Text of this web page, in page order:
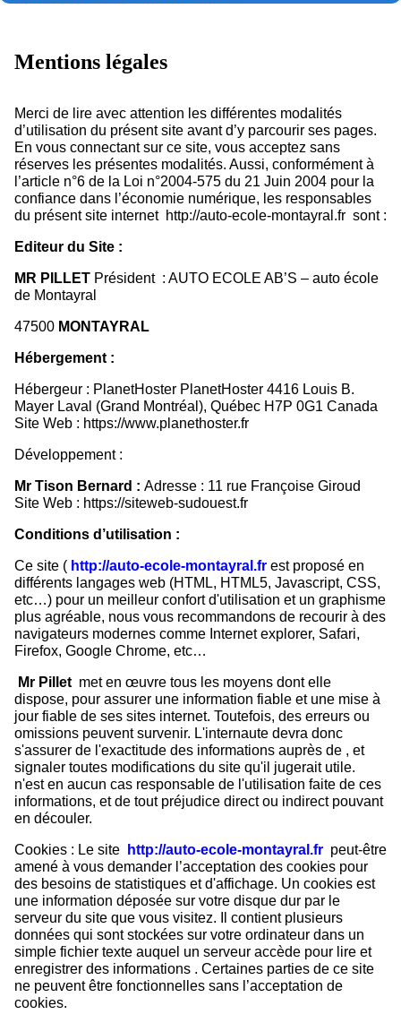
Mentions légales
Merci de lire avec attention les différentes modalités
d’utilisation du présent site avant d’y parcourir ses pages.
En vous connectant sur ce site, vous acceptez sans
réserves les présentes modalités. Aussi, conformément à
l’article n°6 de la Loi n°2004-575 du 21 Juin 2004 pour la
confiance dans l’économie numérique, les responsables
du présent site internet http://auto-ecole-montayral.fr sont :
Editeur du Site :
M R PILLET Président : AUTO ECOLE AB’S – auto école
de Montayral
47500 MONTAYRAL
Hébergement :
Hébergeur : PlanetHoster PlanetHoster 4416 Louis B.
Mayer Laval (Grand Montréal), Québec H7P 0G1 Canada
Site Web : https://www.planethoster.fr
Développement :
Mr Tison Bernard : Adresse : 11 rue Françoise Giroud
Site Web : https://siteweb-sudouest.fr
Conditions d’utilisation :
Ce site ( http://auto-ecole-montayral.fr est proposé en
différents langages web (HTML, HTML5, Javascript, CSS,
etc…) pour un meilleur confort d'utilisation et un graphisme
plus agréable, nous vous recommandons de recourir à des
navigateurs modernes comme Internet explorer, Safari,
Firefox, Google Chrome, etc…
Mr Pillet met en œuvre tous les moyens dont elle
dispose, pour assurer une information fiable et une mise à
jour fiable de ses sites internet. Toutefois, des erreurs ou
omissions peuvent survenir. L'internaute devra donc
s'assurer de l'exactitude des informations auprès de , et
signaler toutes modifications du site qu'il jugerait utile.
n'est en aucun cas responsable de l'utilisation faite de ces
informations, et de tout préjudice direct ou indirect pouvant
en découler.
Cookies : Le site http://auto-ecole-montayral.fr peut-être
amené à vous demander l’acceptation des cookies pour
des besoins de statistiques et d'affichage. Un cookies est
une information déposée sur votre disque dur par le
serveur du site que vous visitez. Il contient plusieurs
données qui sont stockées sur votre ordinateur dans un
simple fichier texte auquel un serveur accède pour lire et
enregistrer des informations . Certaines parties de ce site
ne peuvent être fonctionnelles sans l’acceptation de
cookies.